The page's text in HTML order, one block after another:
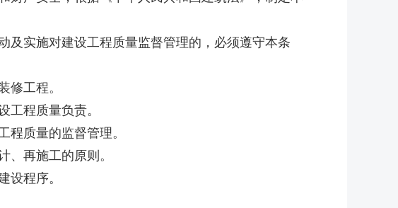
实施对建设工程质量监督管理的，必须遵守本条
工程。
程质量负责。
质量的监督管理。
再施工的原则。
程序。